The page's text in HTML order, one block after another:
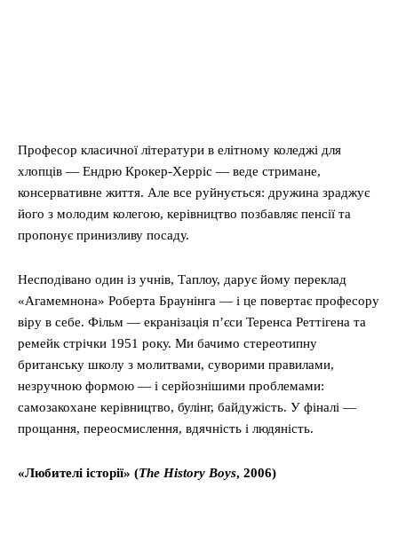
Професор класичної літератури в елітному коледжі для
хлопців — Ендрю Крокер-Херріс — веде стримане,
консервативне життя. Але все руйнується: дружина зраджує
його з молодим колегою, керівництво позбавляє пенсії та
пропонує принизливу посаду.
Несподівано один із учнів, Таплоу, дарує йому переклад
«Агамемнона» Роберта Браунінга — і це повертає професору
віру в себе. Фільм — екранізація п’єси Теренса Реттігена та
ремейк стрічки 1951 року. Ми бачимо стереотипну
британську школу з молитвами, суворими правилами,
незручною формою — і серйознішими проблемами:
самозакохане керівництво, булінг, байдужість. У фіналі —
прощання, переосмислення, вдячність і людяність.
«Любителі історії» (The History Boys, 2006)